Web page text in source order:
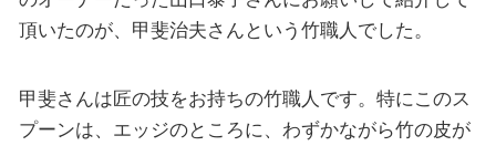
頂いたのが、甲斐治夫さんという竹職人でした。
甲斐さんは匠の技をお持ちの竹職人です。特にこのス
プーンは、エッジのところに、わずかながら竹の皮が